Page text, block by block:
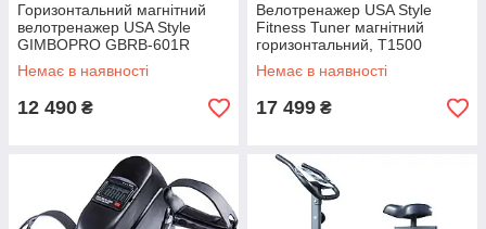
Горизонтальний магнітний
велотренажер USA Style
GIMBOPRO GBRB-601R
Немає в наявності
12 490 ₴
Велотренажер USA Style
Fitness Tuner магнітний
горизонтальний, T1500
Немає в наявності
17 499 ₴